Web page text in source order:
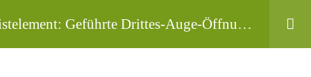
Pakete Profil / Konto / Login
Geführte Drittes-Auge-Öffnung